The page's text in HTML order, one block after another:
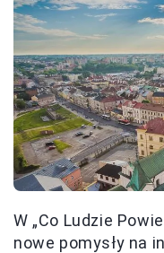
W „Co Ludzie
nowe pomysły na